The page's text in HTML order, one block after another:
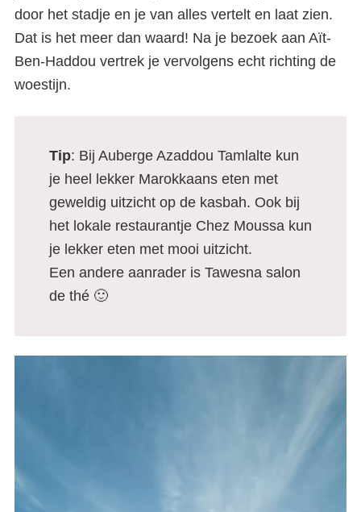
door het stadje en je van alles vertelt en laat zien.
Dat is het meer dan waard! Na je bezoek aan Aït-
Ben-Haddou vertrek je vervolgens echt richting de
woestijn.
Tip: Bij Auberge Azaddou Tamlalte kun
je heel lekker Marokkaans eten met
geweldig uitzicht op de kasbah. Ook bij
het lokale restaurantje Chez Moussa kun
je lekker eten met mooi uitzicht.
Een andere aanrader is Tawesna salon
de thé 🙂